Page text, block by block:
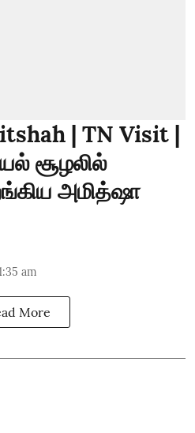
| TN Visit |
சூழலில்
அமித்ஷா
am
More